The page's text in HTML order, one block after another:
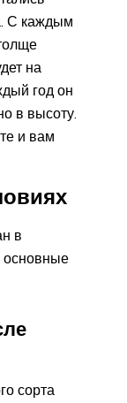
С каждым
на
год он
в высоту.
и вам
в
основные
сорта